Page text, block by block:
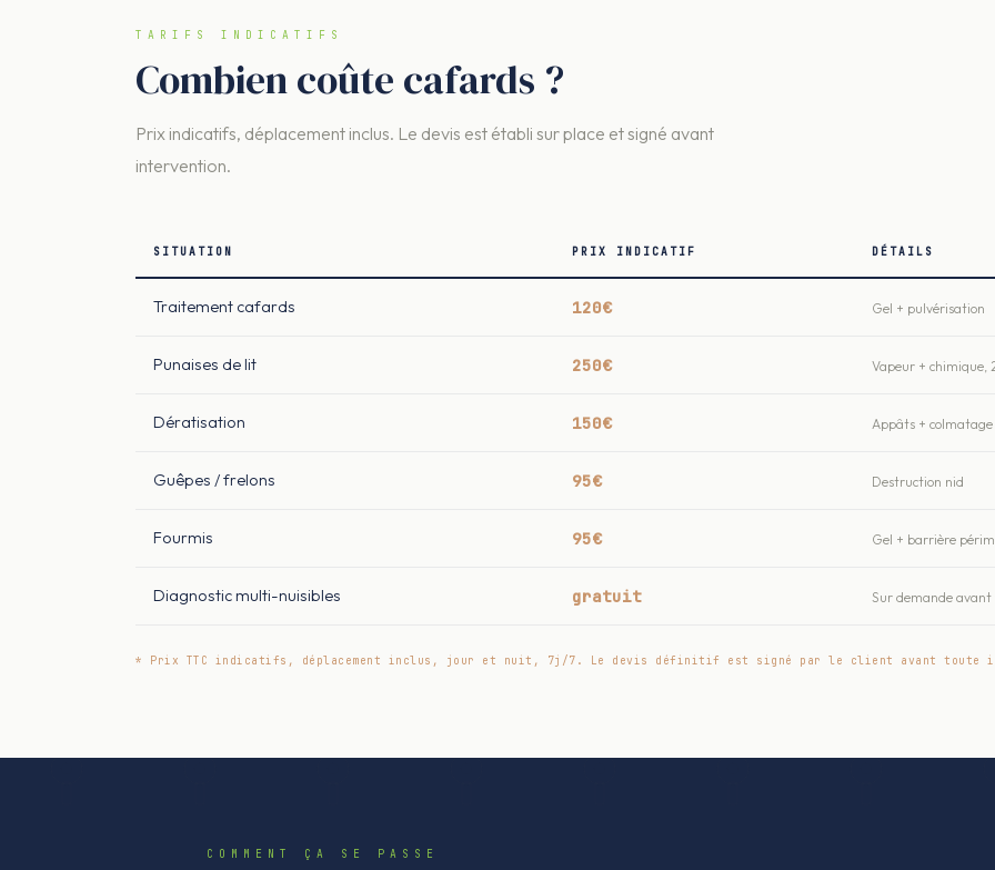
TARIFS INDICATIFS
Combien coûte cafards ?
Prix indicatifs, déplacement inclus. Le devis est établi sur place et signé avant
intervention.
SITUATION PRIX INDICATIF DÉTAILS
Traitement cafards 120€ Gel + pulvérisation
Punaises de lit 250€ Vapeur + chimique,
Dératisation 150€ Appâts + colmatage
Guêpes / frelons 95€ Destruction nid
Fourmis 95€ Gel + barrière
Diagnostic multi-nuisibles gratuit Sur demande
* Prix TTC indicatifs, déplacement inclus, jour et nuit, 7j/7. Le devis définitif est signé par le client avant toute
COMMENT ÇA SE PASSE